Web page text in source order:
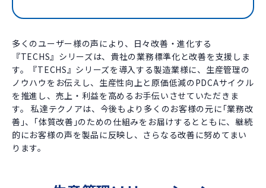
多くのユーザー様の声により、日々改善・進化する
『TECHS』シリーズは、貴社の業務標準化と改善を支援しま
す。『TECHS』シリーズを導入する製造業様に、生産管理の
ノウハウをお伝えし、生産性向上と原価低減のPDCAサイクル
を推進し、売上・利益を高めるお手伝いさせていただきま
す。 私達テクノアは、今後もより多くのお客様の元に｢業務改
善｣、｢体質改善｣のための仕組みをお届けするとともに、継続
的にお客様の声を製品に反映し、さらなる改善に努めてまい
ります。